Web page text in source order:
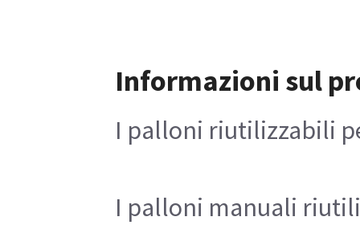
Informazioni sul
I palloni riutilizzabili
I palloni manuali